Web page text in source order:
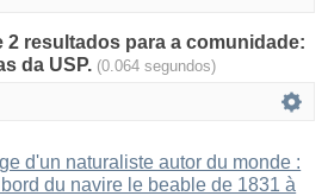
2 resultados para a comunidade:
da USP. (0.064 segundos)
d'un naturaliste autor du monde :
du navire le beable de 1831 à